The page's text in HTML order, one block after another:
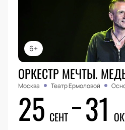
6+
ОРКЕСТР МЕЧТЫ.
Москва Театр Ермоловой
25 СЕНТ 31